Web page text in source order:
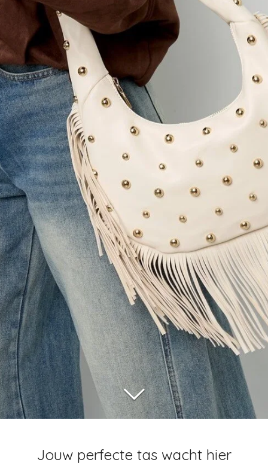
Jouw perfecte tas wacht hier